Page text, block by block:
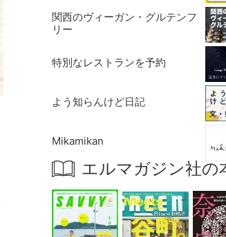
関西のヴィーガン・グルテンフ
リー
特別なレストランを予約
よう知らんけど日記
Mikamikan
エルマガジン社の